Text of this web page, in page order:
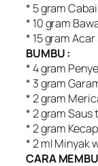
* 5 gram
* 10 gram
* 15 gram
BUMBU :
* 4 gram
* 3 gram
* 2 gram
* 2 gram Saus
* 2 gram
* 2 ml Minyak
CARA